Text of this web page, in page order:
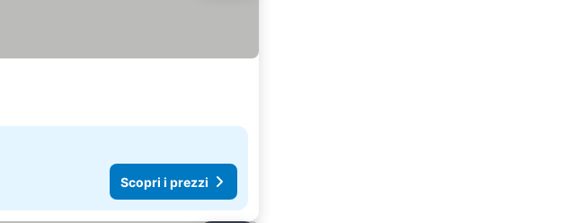
Scopri i prezzi